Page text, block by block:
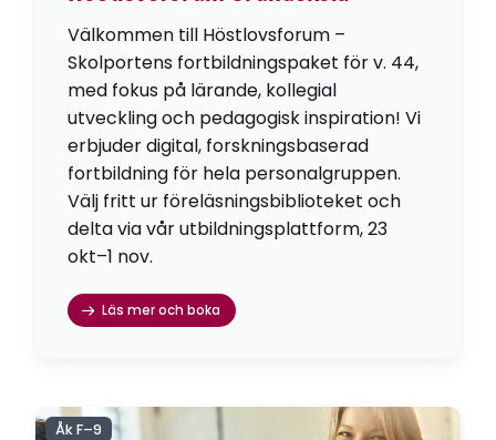
Välkommen till Höstlovsforum –
Skolportens fortbildningspaket för v. 44,
med fokus på lärande, kollegial
utveckling och pedagogisk inspiration! Vi
erbjuder digital, forskningsbaserad
fortbildning för hela personalgruppen.
Välj fritt ur föreläsningsbiblioteket och
delta via vår utbildningsplattform, 23
okt–1 nov.
Läs mer och boka
Åk F–9